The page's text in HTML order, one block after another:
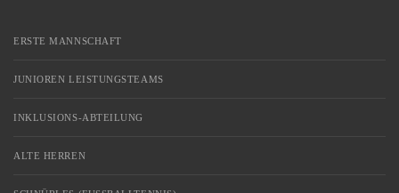
ERSTE MANNSCHAFT
JUNIOREN LEISTUNGSTEAMS
INKLUSIONS-ABTEILUNG
ALTE HERREN